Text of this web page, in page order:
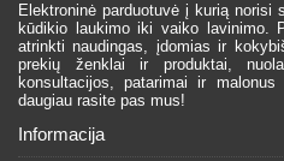
Elektroninė parduotuvė į kurią norisi
kūdikio laukimo iki vaiko lavinimo.
atrinkti naudingas, įdomias ir
prekių ženklai ir produktai,
konsultacijos, patarimai ir
daugiau rasite pas mus!
Informacija